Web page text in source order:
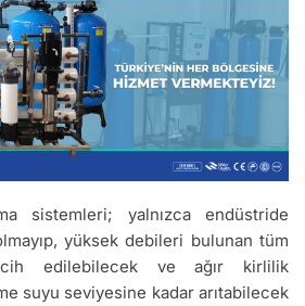
sistemleri; yalnızca endüstride
yüksek debileri bulunan tüm
edilebilecek ve ağır kirlilik
suyu seviyesine kadar arıtabilecek